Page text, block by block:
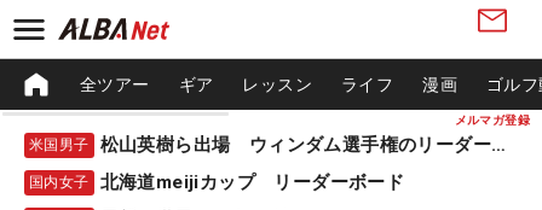
メルマガ登録
全ツアー ギア レッスン ライフ 漫画 ゴル
米国男子 松山英樹ら出場 ウィンダム選手権のリーダーボード
国内女子 北海道meijiカップ リーダーボード